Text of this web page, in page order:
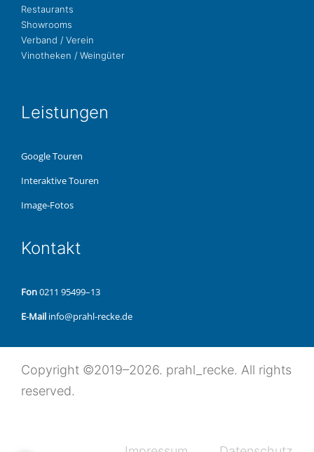
Restau­rants
Show­rooms
Ver­band / Verein
Vino­the­ken / Weingüter
Leis­tun­gen
Google Touren
Inter­ak­ti­ve Touren
Image-Fotos
Kon­takt
Fon0211 95499–13
E‑Mail info@prahl-recke.de
Copy­right ©2019–2026. prahl_recke. All rights
reserved.